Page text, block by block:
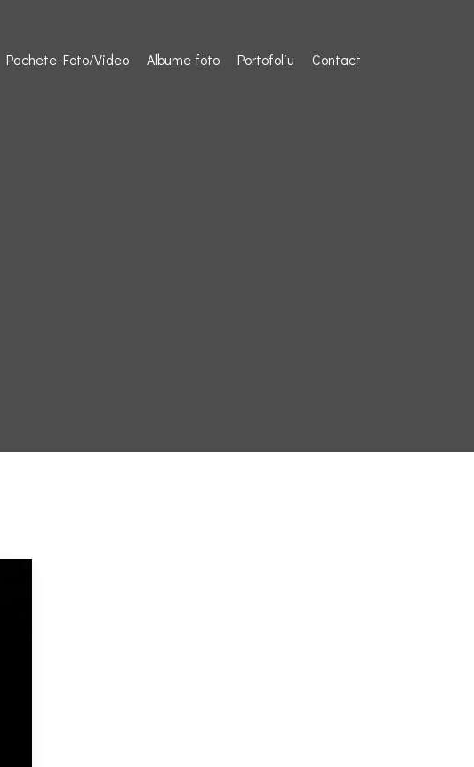
Pachete Foto/Video Albume foto Portofoliu Contact